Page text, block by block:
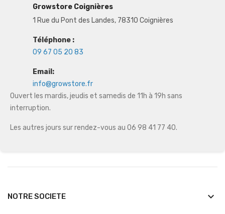
Growstore Coignières
1 Rue du Pont des Landes, 78310 Coignières
Téléphone :
09 67 05 20 83
Email:
info@growstore.fr
Ouvert les mardis, jeudis et samedis de 11h à 19h sans
interruption.
Les autres jours sur rendez-vous au 06 98 41 77 40.
NOTRE SOCIETE
keyboard_arrow_down